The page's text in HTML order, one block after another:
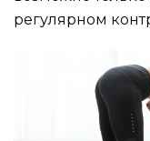
регулярном